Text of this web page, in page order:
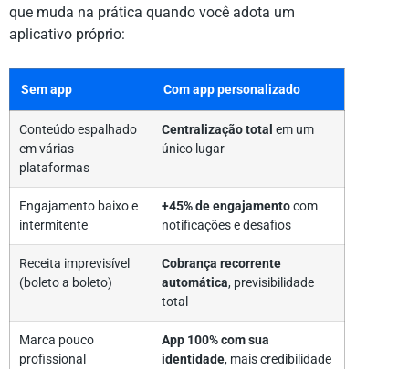
que muda na prática quando você adota um
aplicativo próprio:
Sem app Com app personalizado
Conteúdo espalhado
em várias
plataformas
Centralização total em um
único lugar
Engajamento baixo e
intermitente
+45% de engajamentocom
notificações e desafios
Receita imprevisível
(boleto a boleto)
Cobrança recorrente
automática, previsibilidade
total
Marca pouco
profissional
App 100% com sua
identidade, mais credibilidade